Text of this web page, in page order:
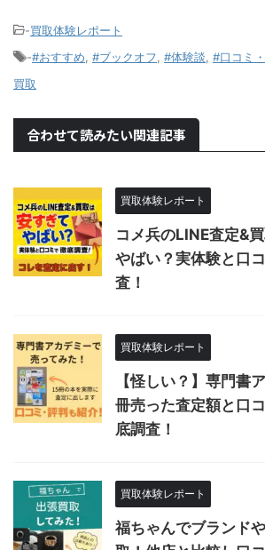
-買取体験レポート
-#おすすめ #ブックオフ #体験談 #口コミ
買取
合わせて読みたい関連記事
買取体験レポート
コメ兵のLINE査定&
やばい？実体験と口
査！
買取体験レポート
【怪しい？】専門書
冊売った査定額と口
底調査！
買取体験レポート
福ちゃんでブランド